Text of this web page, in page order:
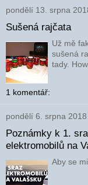
pondělí 13. srpna
Sušená rajčata
Už mě
sušená
tady.
1 komentář:
pondělí 6. srpna 2018
Poznámky k 1.
elektromobilů na
Aby se